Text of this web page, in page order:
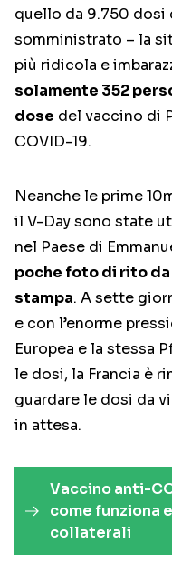
quello da 9.750 dosi
somministrato – la
più ridicola e
solamente 352
dose del vaccino di
COVID-19.
Neanche le prime
il V-Day sono state
nel Paese di
poche foto di rito
stampa. A sette
e con l’enorme
Europea e la stessa
le dosi, la Francia è
guardare le dosi da
in attesa.
Vaccino anti-
come funziona
collaterali